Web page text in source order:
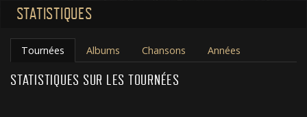
STATISTIQUES
Tournées Albums Chansons Années
STATISTIQUES SUR LES TOURNÉES